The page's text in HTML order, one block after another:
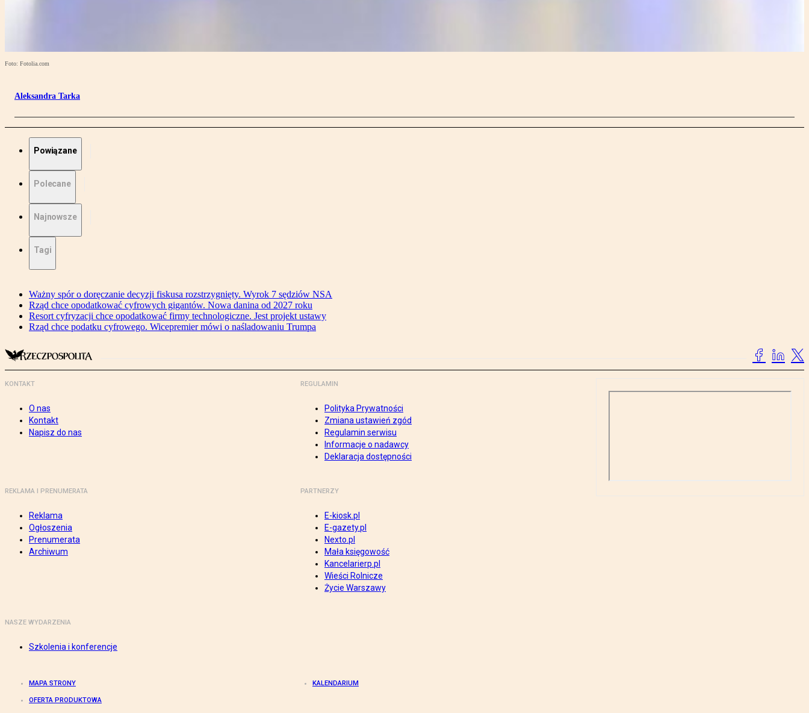
Foto: Fotolia.com
Aleksandra Tarka
Powiązane
Polecane
Najnowsze
Tagi
Ważny spór o doręczanie decyzji fiskusa rozstrzygnięty. Wyrok 7 sędziów NSA
Rząd chce opodatkować cyfrowych gigantów. Nowa danina od 2027 roku
Resort cyfryzacji chce opodatkować firmy technologiczne. Jest projekt ustawy
Rząd chce podatku cyfrowego. Wicepremier mówi o naśladowaniu Trumpa
KONTAKT
O nas
Kontakt
Napisz do nas
REGULAMIN
Polityka Prywatności
Zmiana ustawień zgód
Regulamin serwisu
Informacje o nadawcy
Deklaracja dostępności
REKLAMA I PRENUMERATA
Reklama
Ogłoszenia
Prenumerata
Archiwum
PARTNERZY
E-kiosk.pl
E-gazety.pl
Nexto.pl
Mała księgowość
Kancelarierp.pl
Wieści Rolnicze
Życie Warszawy
NASZE WYDARZENIA
Szkolenia i konferencje
MAPA STRONY KALENDARIUM
OFERTA PRODUKTOWA